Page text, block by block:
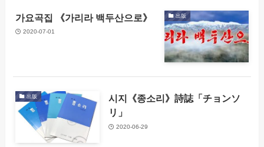
出版
가요곡집 《가리라 백두산으로》
2020-07-01
出版
시지《종소리》詩誌「チョンソ
リ」
2020-06-29